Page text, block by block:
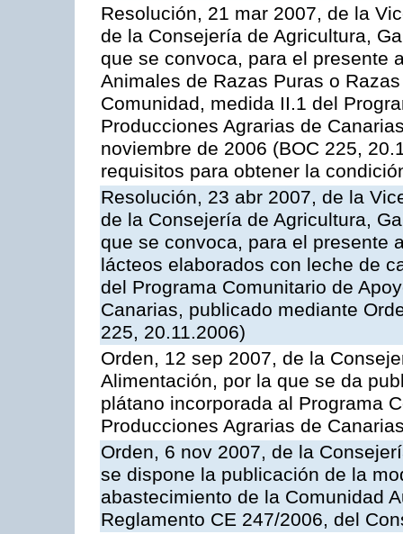
Resolución, 21 mar 2007, de la
de la Consejería de Agricultura,
que se convoca, para el presente
Animales de Razas Puras o
Comunidad, medida II.1 del
Producciones Agrarias de
noviembre de 2006 (BOC 225,
requisitos para obtener la
Resolución, 23 abr 2007, de la
de la Consejería de Agricultura,
que se convoca, para el presente
lácteos elaborados con leche de
del Programa Comunitario de
Canarias, publicado mediante
225, 20.11.2006)
Orden, 12 sep 2007, de la
Alimentación, por la que se da
plátano incorporada al Programa
Producciones Agrarias de
Orden, 6 nov 2007, de la
se dispone la publicación de la
abastecimiento de la Comunidad
Reglamento CE 247/2006, del